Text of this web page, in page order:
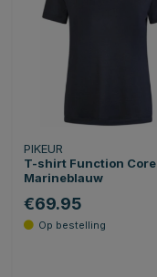
PIKEUR
T-shirt Function Core
Marineblauw
€69.95